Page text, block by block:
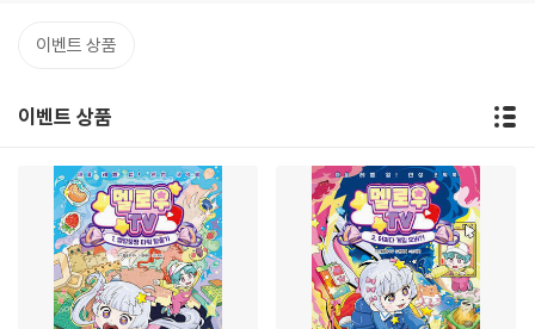
이벤트 상품
이벤트 상품